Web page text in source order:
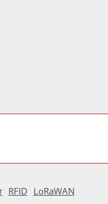
RFID LoRaWAN